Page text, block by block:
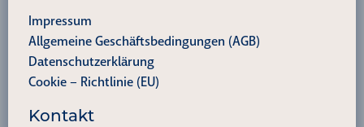
Impressum
Allgemeine Geschäftsbedingungen (AGB)
Datenschutzerklärung
Cookie – Richtlinie (EU)
Kontakt